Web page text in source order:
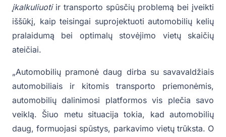
įkalkuliuotiir transporto spūsčių problemą bei įveikti
iššūkį, kaip teisingai suprojektuoti automobilių kelių
pralaidumą bei optimalų stovėjimo vietų skaičių
ateičiai.
„Automobilių pramonė daug dirba su savavaldžiais
automobiliais ir kitomis transporto priemonėmis,
automobilių dalinimosi platformos vis plečia savo
veiklą. Šiuo metu situacija tokia, kad automobilių
daug, formuojasi spūstys, parkavimo vietų trūksta. O